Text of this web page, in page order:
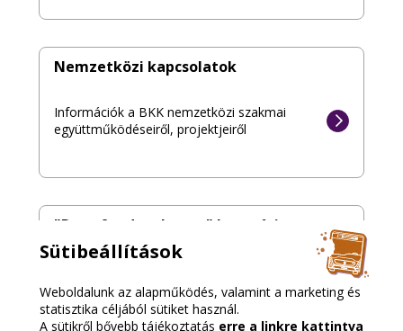
Nemzetközi kapcsolatok
Információk a BKK nemzetközi szakmai
együttműködéseiről, projektjeiről
"Data for developers" kutatási
együttműködési program
Egyetemi hallgató, kutató, fejlesztő vagy?
Nagyvolumenű adatokhoz nyújtunk
hozzáférést!
Sütibeállítások
Weboldalunk az alapműködés, valamint a marketing és
statisztika céljából sütiket használ.
A sütikről bővebb tájékoztatás erre a linkre kattintva